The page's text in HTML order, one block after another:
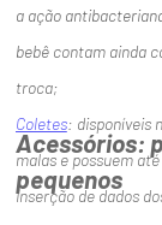
a ação
bebê contam ainda
troca;
Coletes: disponíveis
malas e possuem
inserção de dados
Acessórios:
pequenos